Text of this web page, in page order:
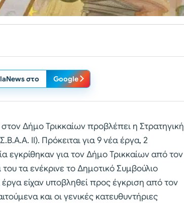
στο Google
Δήμο Τρικκαίων προβλέπει η Στρατηγική
ΙΙ). Πρόκειται για 9 νέα έργα, 2
εγκρίθηκαν για τον Δήμο Τρικκαίων από τον
τα ενέκρινε το Δημοτικό Συμβούλιο
είχαν υποβληθεί προς έγκριση από τον
και οι γενικές κατευθυντήριες